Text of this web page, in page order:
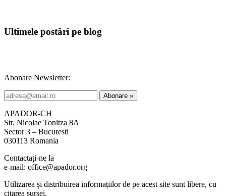
Ultimele postări pe blog
Abonare Newsletter:
APADOR-CH
Str. Nicolae Tonitza 8A
Sector 3 – Bucuresti
030113 Romania
Contactați-ne la
e-mail: office@apador.org
Utilizarea și distribuirea informațiilor de pe acest site sunt libere, cu
citarea sursei.